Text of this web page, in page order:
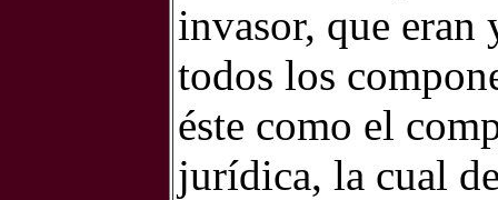
invasor, que eran
todos los
éste como el
jurídica, la cual